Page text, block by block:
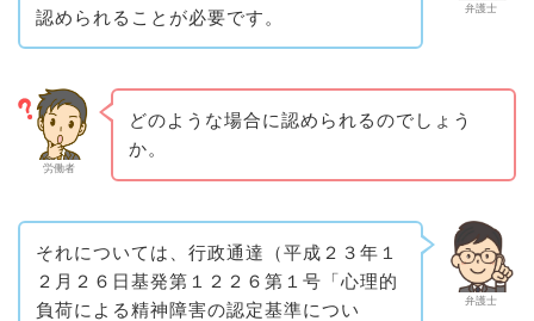
弁護士
認められることが必要です。
労働者
どのような場合に認められるのでしょう
か。
弁護士
それについては、行政通達（平成２３年１
２月２６日基発第１２２６第１号「心理的
負荷による精神障害の認定基準につい